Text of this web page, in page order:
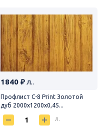
1840 ₽ л..
Профлист С-8 Print Золотой
дуб 2000х1200х0,45...
л.